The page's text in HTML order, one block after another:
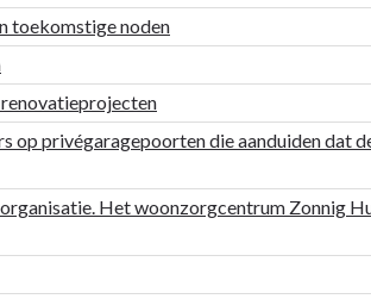
toekomstige noden
op privégaragepoorten die aanduiden dat
Het woonzorgcentrum Zonnig